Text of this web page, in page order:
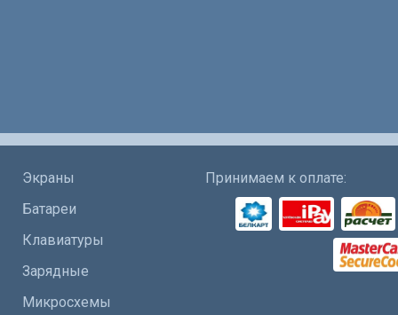
Экраны
Батареи
Клавиатуры
Зарядные
Микросхемы
Принимаем к оплате: